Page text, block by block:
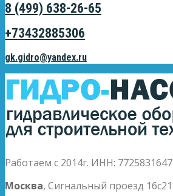
8 (499) 638-26-65
+73432885306
gk.gidro@yandex.ru
Работаем с 2014г. ИНН: 7725831647
Москва, Сигнальный проезд 16с21